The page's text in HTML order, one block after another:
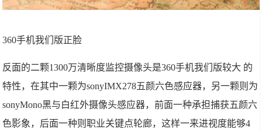
360手机我们版正脸
反面的二颗1300万清晰度监控摄像头是360手机我们版较大 的
特性，在其中一颗为sonyIMX278五颜六色感应器，另一颗则为
sonyMono黑与白红外摄像头感应器，前面一种承担捕获五颜六
色影象，后面一种则职业关键点轮廊，这样一来进视度能够4